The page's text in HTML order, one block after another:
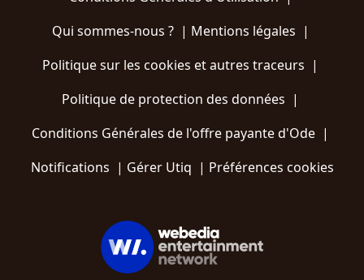
Qui sommes-nous ?| Mentions légales |
Politique sur les cookies et autres traceurs |
Politique de protection des données |
Conditions Générales de l'offre payante d'Ode |
Notifications | Gérer Utiq | Préférences cookies